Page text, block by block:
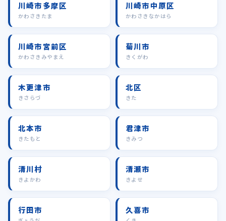
川崎市多摩区
かわさきたま
川崎市中原区
かわさきなかはら
川崎市宮前区
かわさきみやまえ
菊川市
きくがわ
木更津市
きさらづ
北区
きた
北本市
きたもと
君津市
きみつ
清川村
きよかわ
清瀬市
きよせ
行田市 久喜市